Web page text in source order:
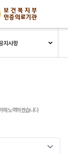
지사항
해 노력하겠습니다